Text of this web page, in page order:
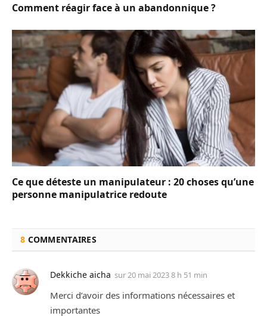
Comment réagir face à un abandonnique ?
Ce que déteste un manipulateur : 20 choses qu’une
personne manipulatrice redoute
8 COMMENTAIRES
Dekkiche aicha sur20 mai 2023 8 h 51 min
Merci d’avoir des informations nécessaires et
importantes